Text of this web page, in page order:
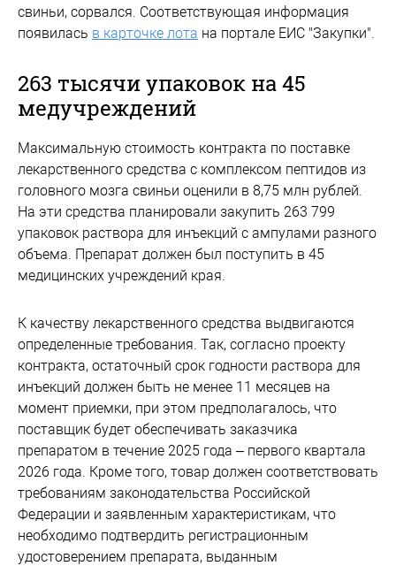
свиньи, сорвался. Соответствующая информация
появилась в карточке лота на портале ЕИС "Закупки".
263 тысячи упаковок на 45
медучреждений
Максимальную стоимость контракта по поставке
лекарственного средства с комплексом пептидов из
головного мозга свиньи оценили в 8,75 млн рублей.
На эти средства планировали закупить 263 799
упаковок раствора для инъекций с ампулами разного
объема. Препарат должен был поступить в 45
медицинских учреждений края.
К качеству лекарственного средства выдвигаются
определенные требования. Так, согласно проекту
контракта, остаточный срок годности раствора для
инъекций должен быть не менее 11 месяцев на
момент приемки, при этом предполагалось, что
поставщик будет обеспечивать заказчика
препаратом в течение 2025 года – первого квартала
2026 года. Кроме того, товар должен соответствовать
требованиям законодательства Российской
Федерации и заявленным характеристикам, что
необходимо подтвердить регистрационным
удостоверением препарата, выданным